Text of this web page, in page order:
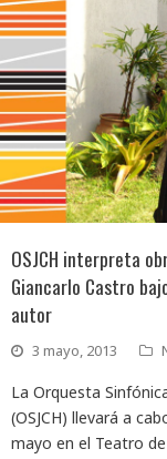
OSJCH interpreta
Giancarlo Castro
autor
3 mayo, 2013
La Orquesta
(OSJCH) llevará a
mayo en el Teatro